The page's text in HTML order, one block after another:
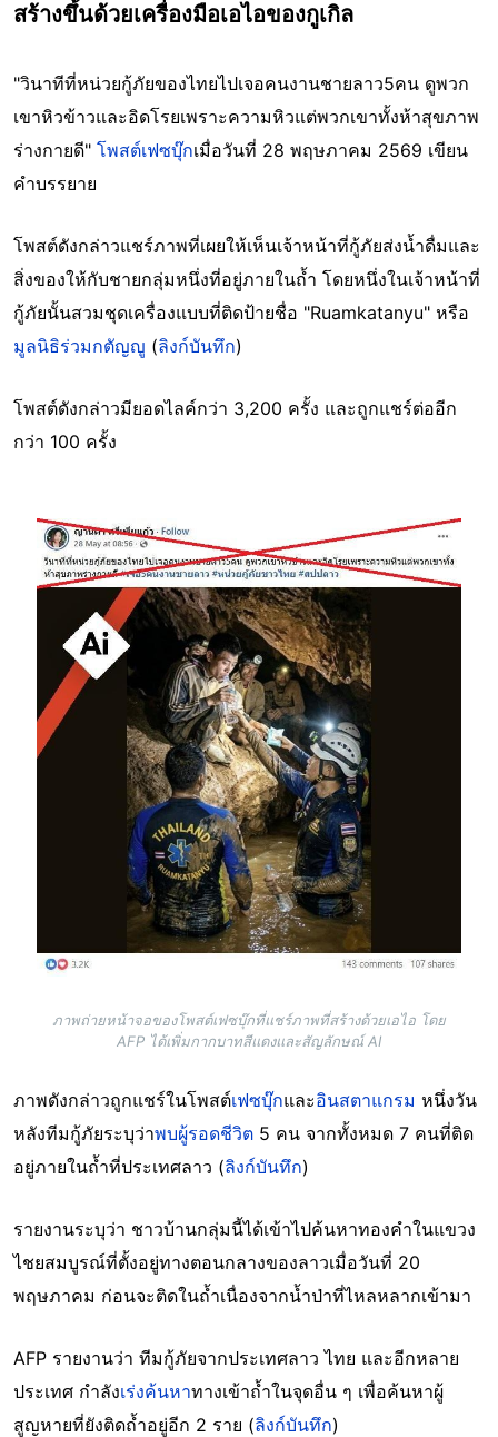
สร้างขึ้นด้วยเครื่องมือเอไอของกูเกิล
"วินาทีที่หน่วยกู้ภัยของไทยไปเจอคนงานชายลาว5คน ดูพวก
เขาหิวข้าวและอิดโรยเพราะความหิวแต่พวกเขาทั้งห้าสุขภาพ
ร่างกายดี" โพสต์เฟซบุ๊กเมื่อวันที่ 28 พฤษภาคม 2569 เขียน
คำบรรยาย
โพสต์ดังกล่าวแชร์ภาพที่เผยให้เห็นเจ้าหน้าที่กู้ภัยส่งน้ำดื่มและ
สิ่งของให้กับชายกลุ่มหนึ่งที่อยู่ภายในถ้ำ โดยหนึ่งในเจ้าหน้าที่
กู้ภัยนั้นสวมชุดเครื่องแบบที่ติดป้ายชื่อ "Ruamkatanyu" หรือ
มูลนิธิร่วมกตัญญู (ลิงก์บันทึก)
โพสต์ดังกล่าวมียอดไลค์กว่า 3,200 ครั้ง และถูกแชร์ต่ออีก
กว่า 100 ครั้ง
Image
ภาพถ่ายหน้าจอของโพสต์เฟซบุ๊กที่แชร์ภาพที่สร้างด้วยเอไอ โดย
AFP ได้เพิ่มกากบาทสีแดงและสัญลักษณ์ AI
ภาพดังกล่าวถูกแชร์ในโพสต์เฟซบุ๊กและอินสตาแกรม หนึ่งวัน
หลังทีมกู้ภัยระบุว่าพบผู้รอดชีวิต 5 คน จากทั้งหมด 7 คนที่ติด
อยู่ภายในถ้ำที่ประเทศลาว (ลิงก์บันทึก)
รายงานระบุว่า ชาวบ้านกลุ่มนี้ได้เข้าไปค้นหาทองคำในแขวง
ไชยสมบูรณ์ที่ตั้งอยู่ทางตอนกลางของลาวเมื่อวันที่ 20
พฤษภาคม ก่อนจะติดในถ้ำเนื่องจากน้ำป่าที่ไหลหลากเข้ามา
AFP รายงานว่า ทีมกู้ภัยจากประเทศลาว ไทย และอีกหลาย
ประเทศ กำลังเร่งค้นหาทางเข้าถ้ำในจุดอื่น ๆ เพื่อค้นหาผู้
สูญหายที่ยังติดถ้ำอยู่อีก 2 ราย (ลิงก์บันทึก)